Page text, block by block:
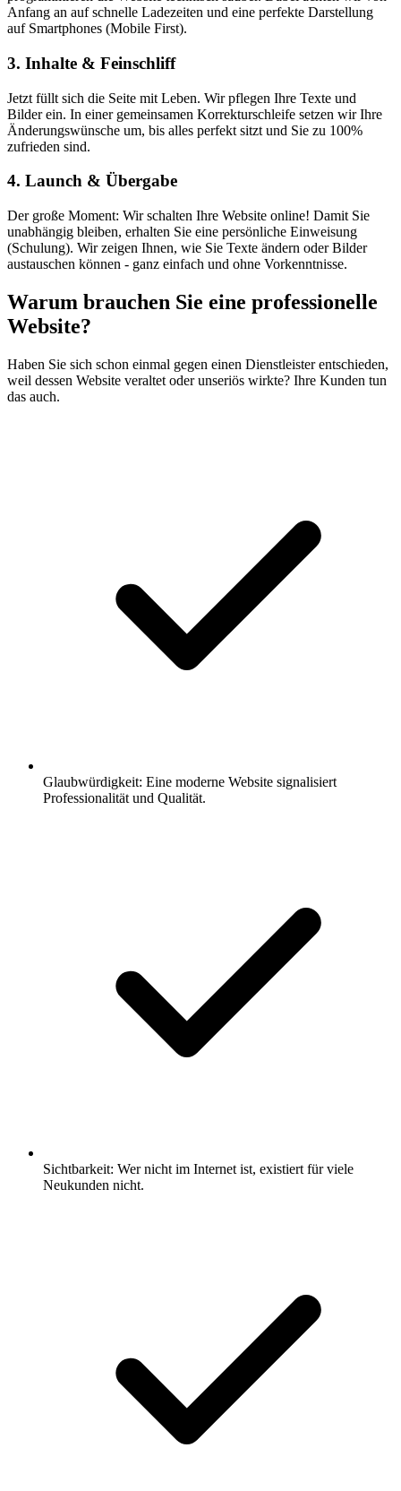
Anfang an auf schnelle Ladezeiten und eine perfekte Darstellung
auf Smartphones (Mobile First).
3. Inhalte & Feinschliff
Jetzt füllt sich die Seite mit Leben. Wir pflegen Ihre Texte und
Bilder ein. In einer gemeinsamen Korrekturschleife setzen wir Ihre
Änderungswünsche um, bis alles perfekt sitzt und Sie zu 100%
zufrieden sind.
4. Launch & Übergabe
Der große Moment: Wir schalten Ihre Website online! Damit Sie
unabhängig bleiben, erhalten Sie eine persönliche Einweisung
(Schulung). Wir zeigen Ihnen, wie Sie Texte ändern oder Bilder
austauschen können - ganz einfach und ohne Vorkenntnisse.
Warum brauchen Sie eine professionelle
Website?
Haben Sie sich schon einmal gegen einen Dienstleister entschieden,
weil dessen Website veraltet oder unseriös wirkte? Ihre Kunden tun
das auch.
Glaubwürdigkeit: Eine moderne Website signalisiert
Professionalität und Qualität.
Sichtbarkeit: Wer nicht im Internet ist, existiert für viele
Neukunden nicht.